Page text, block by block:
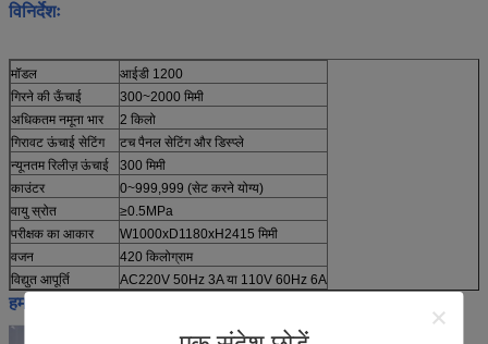
विनिर्देशः
मॉडल
आईडी 1200
गिरने की ऊँचाई
300~2000 मिमी
अधिकतम नमूना भार
2 किलो
गिरावट ऊंचाई सेटिंग
टच पैनल सेटिंग और डिस्प्ले
न्यूनतम रिलीज़ ऊंचाई
300 मिमी
काउंटर
0~999,999 (सेट करने योग्य)
वायु स्रोत
≥0.5MPa
परीक्षक का आकार
W1000xD1180xH2415 मिमी
वजन
420 किलोग्राम
विद्युत आपूर्ति
AC220V 50Hz 3A या 110V 60Hz 6A
हमारी कार्यशाला: